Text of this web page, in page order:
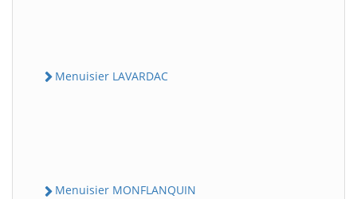
Menuisier LAVARDAC
Menuisier MONFLANQUIN